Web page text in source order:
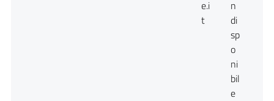
e.i
t
n
di
sp
o
ni
bil
e